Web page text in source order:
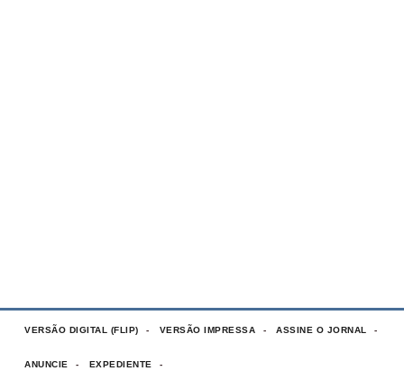
VERSÃO DIGITAL (FLIP) VERSÃO IMPRESSA ASSINE O JORNAL
ANUNCIE EXPEDIENTE